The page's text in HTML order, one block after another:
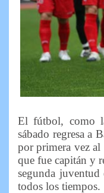
El fútbol, como
sábado regresa a
por primera vez al
que fue capitán y
segunda
todos los tiempos.